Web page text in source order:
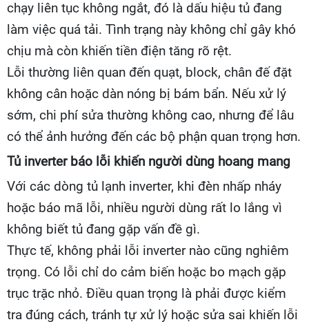
chạy liên tục không ngắt, đó là dấu hiệu tủ đang
làm việc quá tải. Tình trạng này không chỉ gây khó
chịu mà còn khiến tiền điện tăng rõ rệt.
Lỗi thường liên quan đến quạt, block, chân đế đặt
không cân hoặc dàn nóng bị bám bẩn. Nếu xử lý
sớm, chi phí sửa thường không cao, nhưng để lâu
có thể ảnh hưởng đến các bộ phận quan trọng hơn.
Tủ inverter báo lỗi khiến người dùng hoang mang
Với các dòng tủ lạnh inverter, khi đèn nhấp nháy
hoặc báo mã lỗi, nhiều người dùng rất lo lắng vì
không biết tủ đang gặp vấn đề gì.
Thực tế, không phải lỗi inverter nào cũng nghiêm
trọng. Có lỗi chỉ do cảm biến hoặc bo mạch gặp
trục trặc nhỏ. Điều quan trọng là phải được kiểm
tra đúng cách, tránh tự xử lý hoặc sửa sai khiến lỗi